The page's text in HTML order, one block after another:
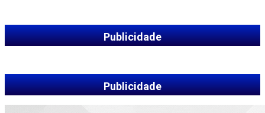
Publicidade
Publicidade